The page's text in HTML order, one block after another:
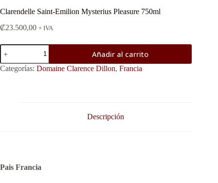
Clarendelle Saint-Emilion Mysterius Pleasure 750ml
₡23.500,00 + IVA
Clarendelle
Saint-
Emilion
Mysterius
Añadir al carrito
Categorías: Domaine Clarence Dillon, Francia
Descripción
Pais Francia